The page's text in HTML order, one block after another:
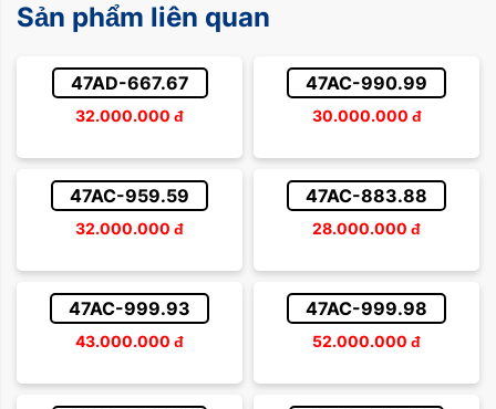
Sản phẩm liên quan
47AD-667.67
32.000.000 đ
47AC-990.99
30.000.000 đ
47AC-959.59
32.000.000 đ
47AC-883.88
28.000.000 đ
47AC-999.93
43.000.000 đ
47AC-999.98
52.000.000 đ